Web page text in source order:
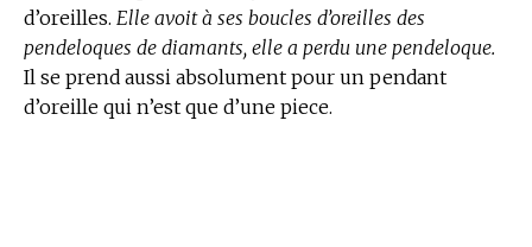
d’oreilles. Elle avoit à ses boucles d’oreilles des
pendeloques de diamants, elle a perdu une pendeloque.
Il se prend aussi absolument pour un pendant
d’oreille qui n’est que d’une piece.